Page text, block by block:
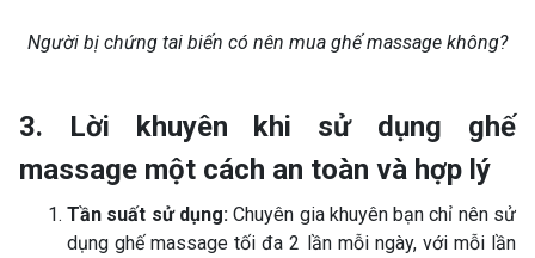
Người bị chứng tai biến có nên mua ghế massage không?
3. Lời khuyên khi sử dụng ghế
massage một cách an toàn và hợp lý
Tần suất sử dụng:Chuyên gia khuyên bạn chỉ nên sử
dụng ghế massage tối đa 2 lần mỗi ngày, với mỗi lần